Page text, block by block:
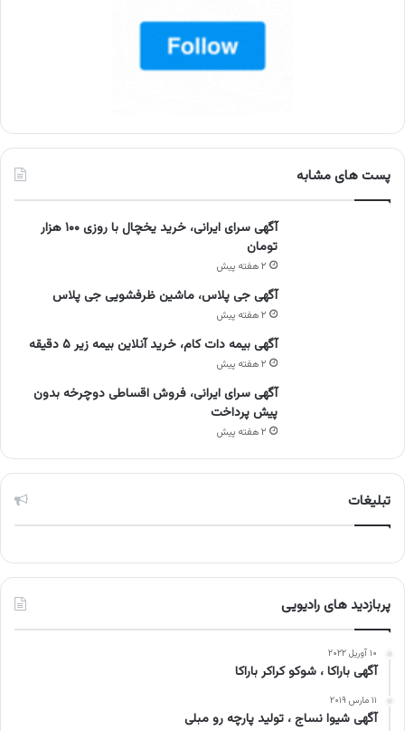
پست های مشابه
آگهی سرای ایرانی، خرید یخچال با روزی ۱۰۰ هزار
تومان
۲ هفته پیش
آگهی جی پلاس، ماشین ظرفشویی جی پلاس
۲ هفته پیش
آگهی بیمه دات کام، خرید آنلاین بیمه زیر ۵ دقیقه
۲ هفته پیش
آگهی سرای ایرانی، فروش اقساطی دوچرخه بدون
پیش پرداخت
۲ هفته پیش
تبلیغات
پربازدید های رادیویی
۱۰ آوریل ۲۰۲۲
آگهی باراکا ، شوکو کراکر باراکا
۱۱ مارس ۲۰۱۹
آگهی شیوا نساج ، تولید پارچه رو مبلی